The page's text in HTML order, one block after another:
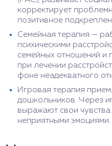
корректирует
позитивное
Семейная терапия —
психическими
семейных отношений и
при лечении
фоне неадекватного
Игровая терапия
дошкольников. Через
выражают свои чувства
неприятными эмоциями.